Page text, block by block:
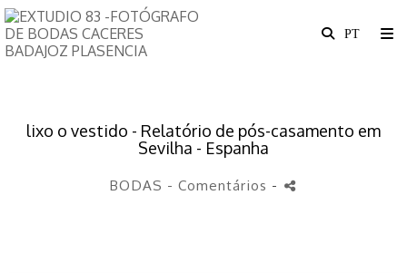
lixo o vestido - Relatório de pós-casamento em
Sevilha - Espanha
BODAS - Comentários -